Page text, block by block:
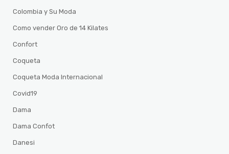
Colombia y Su Moda
Como vender Oro de 14 Kilates
Confort
Coqueta
Coqueta Moda Internacional
Covid19
Dama
Dama Confot
Danesi